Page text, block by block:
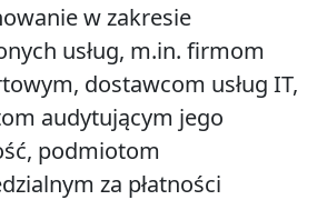
w zakresie
usług, m.in. firmom
dostawcom usług IT,
audytującym jego
podmiotom
za płatności